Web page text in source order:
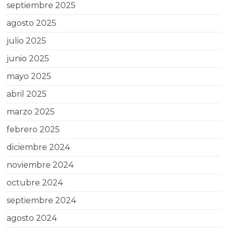
septiembre 2025
agosto 2025
julio 2025
junio 2025
mayo 2025
abril 2025
marzo 2025
febrero 2025
diciembre 2024
noviembre 2024
octubre 2024
septiembre 2024
agosto 2024